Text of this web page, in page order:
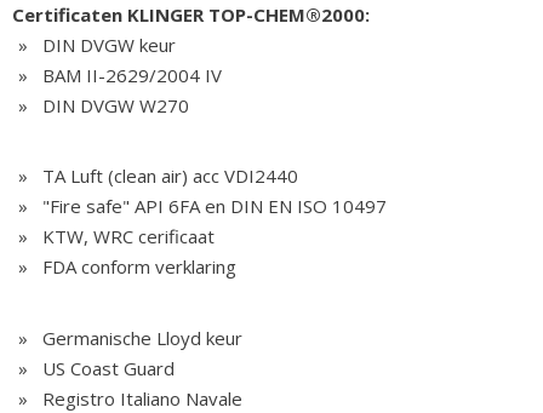
Certificaten KLINGER TOP-CHEM®2000:
DIN DVGW keur
BAM II-2629/2004 IV
DIN DVGW W270
TA Luft (clean air) acc VDI2440
"Fire safe" API 6FA en DIN EN ISO 10497
KTW, WRC cerificaat
FDA conform verklaring
Germanische Lloyd keur
US Coast Guard
Registro Italiano Navale